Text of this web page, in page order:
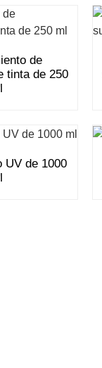
de
tinta de 250
UV de 1000